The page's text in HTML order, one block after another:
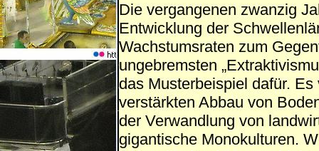
Die vergangenen zwanzig
Entwicklung der
Wachstumsraten zum
ungebremsten
das Musterbeispiel dafür.
verstärkten Abbau von
der Verwandlung von
gigantische Monokulturen.